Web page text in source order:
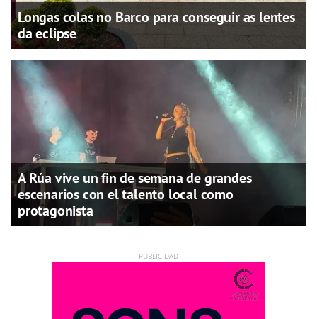
Longas colas no Barco para conseguir as lentes
da eclipse
A Rúa vive un fin de semana de grandes
escenarios con el talento local como
protagonista